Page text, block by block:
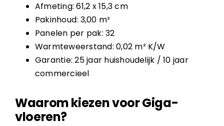
Afmeting: 61,2 x 15,3 cm
Pakinhoud: 3,00 m²
Panelen per pak: 32
Warmteweerstand: 0,02 m² K/W
Garantie: 25 jaar huishoudelijk / 10 jaar
commercieel
Waarom kiezen voor Giga-
vloeren?